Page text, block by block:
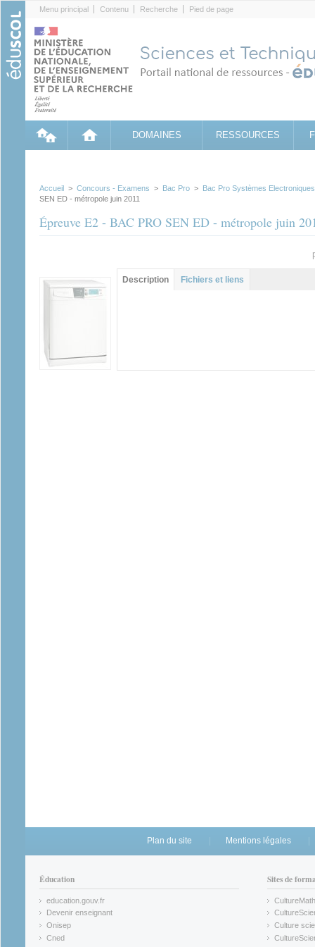
Menu principal Contenu Recherche Pied de page
DOMAINES RESSOURCES
Accueil > Concours - Examens > Bac Pro > Bac Pro Systèmes
SEN ED - métropole juin 2011
Épreuve E2 - BAC PRO SEN ED - métropole juin
Groupe principal
Description (onglet
actif)
Fichiers et liens
Plan du site Mentions légales
Éducation
education.gouv.fr
(link is external)
Devenir enseignant
(link is external)
Onisep
(link is external)
Cned
Sites de
CultureMath
(link is
(link is
Culture